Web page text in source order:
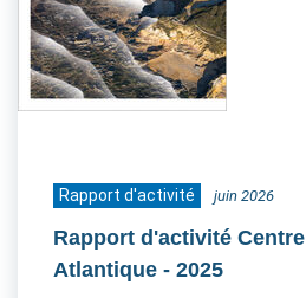
Rapport d'activité juin 2026
Rapport d'activité Centre
Atlantique - 2025